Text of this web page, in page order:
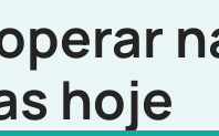
hoje